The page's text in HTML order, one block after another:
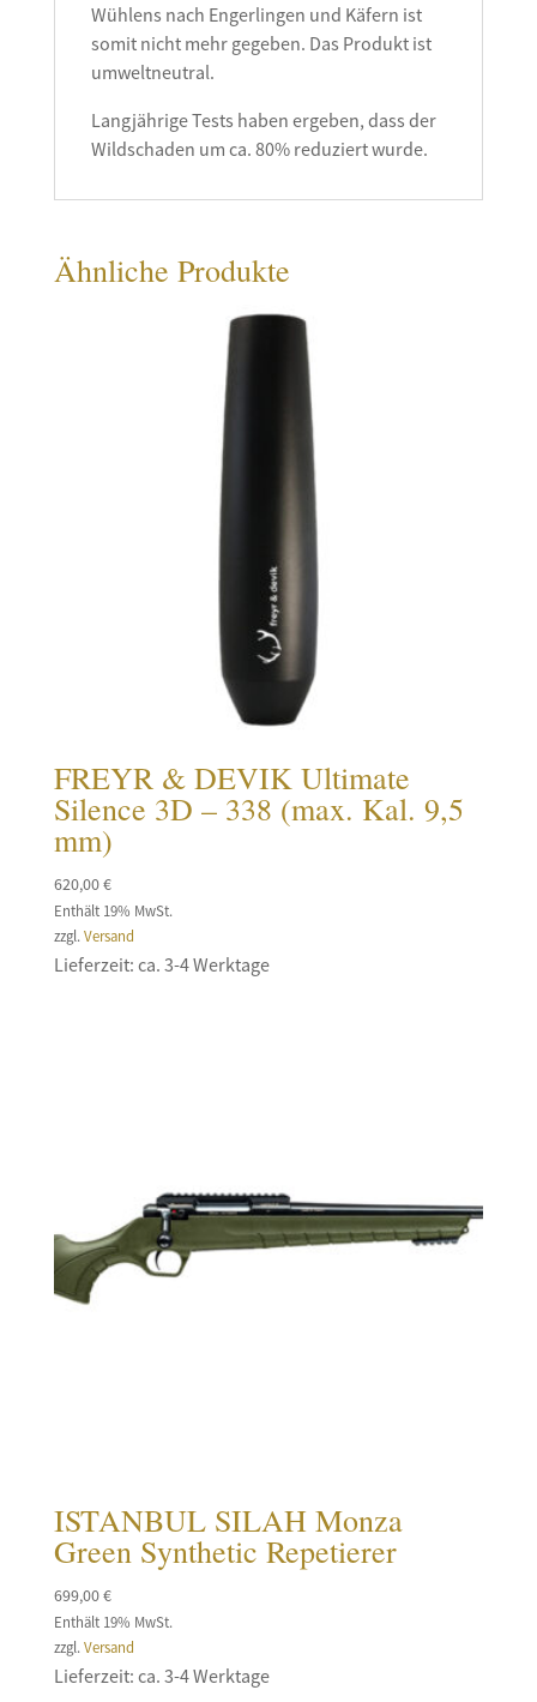
Wühlens nach Engerlingen und Käfern ist
somit nicht mehr gegeben. Das Produkt ist
umweltneutral.
Langjährige Tests haben ergeben, dass der
Wildschaden um ca. 80% reduziert wurde.
Ähnliche Produkte
FREYR & DEVIK Ultimate
Silence 3D – 338 (max. Kal. 9,5
mm)
620,00€
Enthält 19% MwSt.
zzgl. Versand
Lieferzeit: ca. 3-4 Werktage
ISTANBUL SILAH Monza
Green Synthetic Repetierer
699,00€
Enthält 19% MwSt.
zzgl.Versand
Lieferzeit: ca. 3-4 Werktage